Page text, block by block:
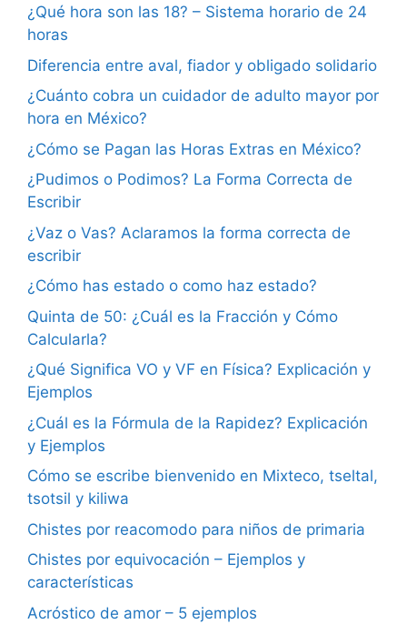
¿Qué hora son las 18? – Sistema horario de 24
horas
Diferencia entre aval, fiador y obligado solidario
¿Cuánto cobra un cuidador de adulto mayor por
hora en México?
¿Cómo se Pagan las Horas Extras en México?
¿Pudimos o Podimos? La Forma Correcta de
Escribir
¿Vaz o Vas? Aclaramos la forma correcta de
escribir
¿Cómo has estado o como haz estado?
Quinta de 50: ¿Cuál es la Fracción y Cómo
Calcularla?
¿Qué Significa VO y VF en Física? Explicación y
Ejemplos
¿Cuál es la Fórmula de la Rapidez? Explicación
y Ejemplos
Cómo se escribe bienvenido en Mixteco, tseltal,
tsotsil y kiliwa
Chistes por reacomodo para niños de primaria
Chistes por equivocación – Ejemplos y
características
Acróstico de amor – 5 ejemplos